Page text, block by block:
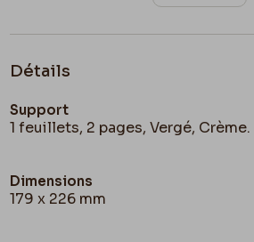
N.B Est ce chezRenardque
vos roulettes ?
tout cela.
Détails
Support
1 feuillets, 2 pages, Vergé, Crème.
Dimensions
179 x 226 mm